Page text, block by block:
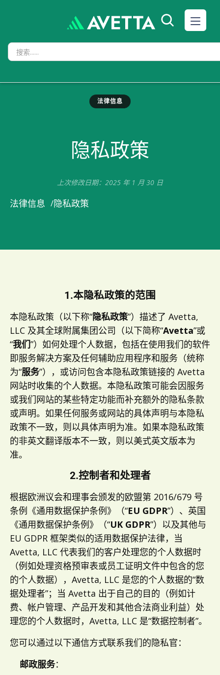
法律信息
隐私政策
上次修改日期：2025 年 1 月 30 日
法律信息 /隐私政策
1.本隐私政策的范围
本隐私政策（以下称“隐私政策”）描述了 Avetta,
LLC 及其全球附属集团公司（以下简称“Avetta”或
“我们”）如何处理个人数据，包括在使用我们的软件
即服务解决方案及任何辅助应用程序和服务（统称
为“服务”），或访问包含本隐私政策链接的 Avetta
网站时收集的个人数据。本隐私政策可能会因服务
或我们网站的某些特定功能而补充额外的隐私条款
或声明。如果任何服务或网站的具体声明与本隐私
政策不一致，则以具体声明为准。如果本隐私政策
的非英文翻译版本不一致，则以美式英文版本为
准。
2.控制者和处理者
根据欧洲议会和理事会颁发的欧盟第 2016/679 号
条例《通用数据保护条例》（“EU GDPR”）、英国
《通用数据保护条例》（“UK GDPR”）以及其他与
EU GDPR 框架类似的适用数据保护法律，当
Avetta, LLC 代表我们的客户处理您的个人数据时
（例如处理资格预审表或员工证明文件中包含的您
的个人数据），Avetta, LLC 是您的个人数据的“数
据处理者”；当 Avetta 出于自己的目的（例如计
费、帐户管理、产品开发和其他合法商业利益）处
理您的个人数据时，Avetta, LLC 是“数据控制者”。
您可以通过以下通信方式联系我们的隐私官：
邮政服务：